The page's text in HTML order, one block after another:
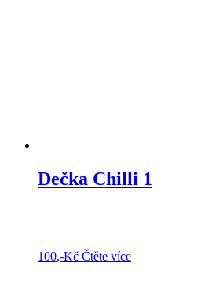
Dečka Chilli 1
100,-Kč Čtěte více